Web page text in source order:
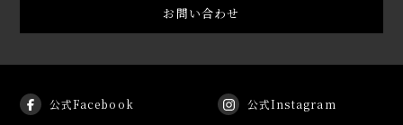
お問い合わせ
公式Facebook 公式Instagram